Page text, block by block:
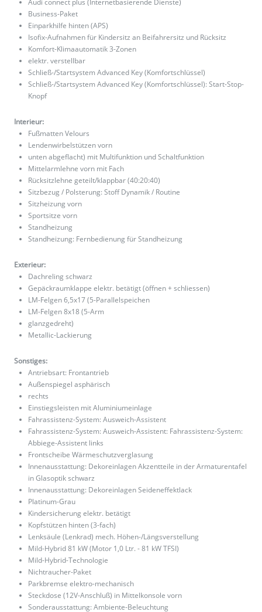
Audi connect plus (Internetbasierende Dienste)
Business-Paket
Einparkhilfe hinten (APS)
Isofix-Aufnahmen für Kindersitz an Beifahrersitz und Rücksitz
Komfort-Klimaautomatik 3-Zonen
elektr. verstellbar
Schließ-/Startsystem Advanced Key (Komfortschlüssel)
Schließ-/Startsystem Advanced Key (Komfortschlüssel): Start-Stop-
Knopf
Interieur:
Fußmatten Velours
Lendenwirbelstützen vorn
unten abgeflacht) mit Multifunktion und Schaltfunktion
Mittelarmlehne vorn mit Fach
Rücksitzlehne geteilt/klappbar (40:20:40)
Sitzbezug / Polsterung: Stoff Dynamik / Routine
Sitzheizung vorn
Sportsitze vorn
Standheizung
Standheizung: Fernbedienung für Standheizung
Exterieur:
Dachreling schwarz
Gepäckraumklappe elektr. betätigt (öffnen + schliessen)
LM-Felgen 6,5x17 (5-Parallelspeichen
LM-Felgen 8x18 (5-Arm
glanzgedreht)
Metallic-Lackierung
Sonstiges:
Antriebsart: Frontantrieb
Außenspiegel asphärisch
rechts
Einstiegsleisten mit Aluminiumeinlage
Fahrassistenz-System: Ausweich-Assistent
Fahrassistenz-System: Ausweich-Assistent: Fahrassistenz-System:
Abbiege-Assistent links
Frontscheibe Wärmeschutzverglasung
Innenausstattung: Dekoreinlagen Akzentteile in der Armaturentafel
in Glasoptik schwarz
Innenausstattung: Dekoreinlagen Seideneffektlack
Platinum-Grau
Kindersicherung elektr. betätigt
Kopfstützen hinten (3-fach)
Lenksäule (Lenkrad) mech. Höhen-/Längsverstellung
Mild-Hybrid 81 kW (Motor 1,0 Ltr. - 81 kW TFSI)
Mild-Hybrid-Technologie
Nichtraucher-Paket
Parkbremse elektro-mechanisch
Steckdose (12V-Anschluß) in Mittelkonsole vorn
Sonderausstattung: Ambiente-Beleuchtung